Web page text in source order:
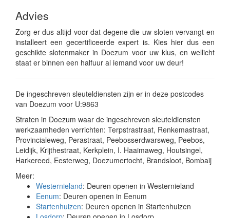
Advies
Zorg er dus altijd voor dat degene die uw sloten vervangt en
installeert een gecertificeerde expert is. Kies hier dus een
geschikte slotenmaker in Doezum voor uw klus, en wellicht
staat er binnen een halfuur al iemand voor uw deur!
De ingeschreven sleuteldiensten zijn er in deze postcodes
van Doezum voor U:9863
Straten in Doezum waar de ingeschreven sleuteldiensten
werkzaamheden verrichten: Terpstrastraat, Renkemastraat,
Provincialeweg, Perastraat, Peebosserdwarsweg, Peebos,
Leidijk, Krijthestraat, Kerkplein, I. Haaimaweg, Houtsingel,
Harkereed, Eesterweg, Doezumertocht, Brandsloot, Bombaij
Meer:
Westernieland: Deuren openen in Westernieland
Eenum: Deuren openen in Eenum
Startenhuizen: Deuren openen in Startenhuizen